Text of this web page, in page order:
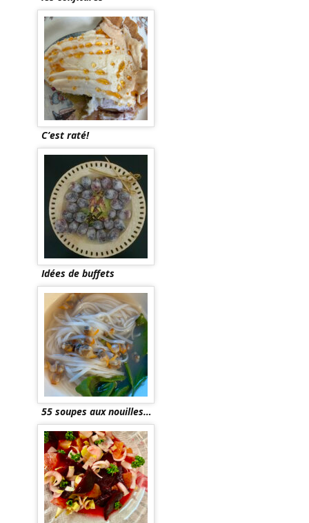
C’est raté!
Idées de buffets
55 soupes aux nouilles…